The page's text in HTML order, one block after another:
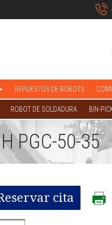
REPUESTOS DE ROBOTS
ROBOT DE SOLDADURA BIN-
PGC-50-35
cita